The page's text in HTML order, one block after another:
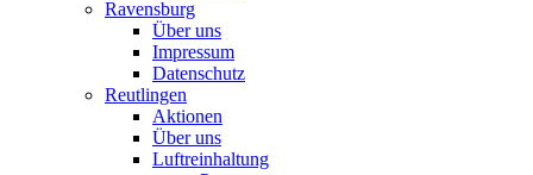
Ravensburg
Über uns
Impressum
Datenschutz
Reutlingen
Aktionen
Über uns
Luftreinhaltung